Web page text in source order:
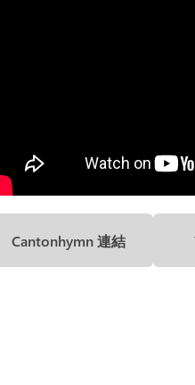
Cantonhymn 連結